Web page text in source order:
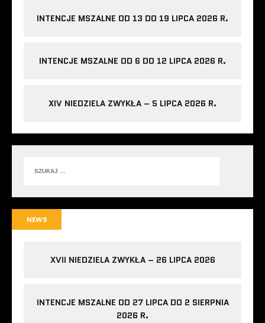
INTENCJE MSZALNE OD 13 DO 19 LIPCA 2026 R.
INTENCJE MSZALNE OD 6 DO 12 LIPCA 2026 R.
XIV NIEDZIELA ZWYKŁA – 5 LIPCA 2026 R.
NEWS
XVII NIEDZIELA ZWYKŁA – 26 LIPCA 2026
INTENCJE MSZALNE OD 27 LIPCA DO 2 SIERPNIA
2026 R.